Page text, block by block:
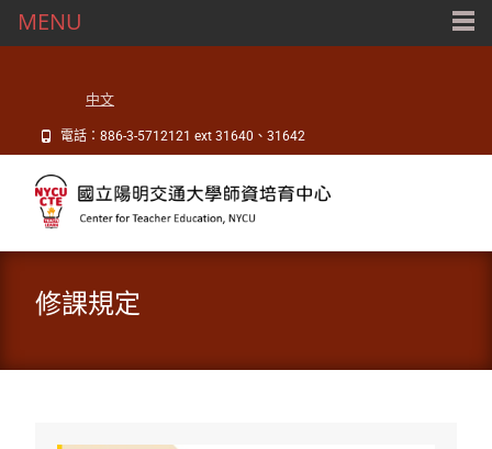
中文
電話：886-3-5712121 ext 31640、31642
修課規定
MENU